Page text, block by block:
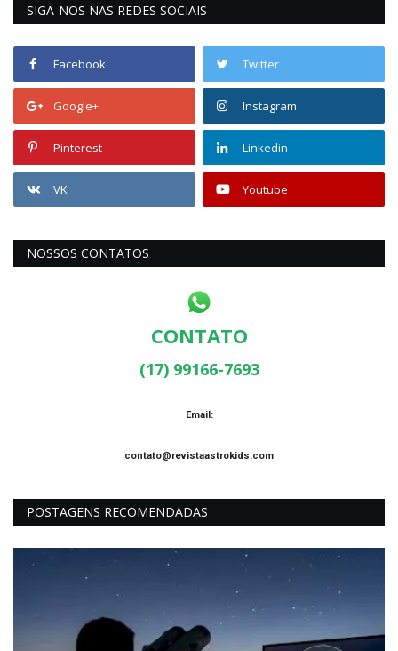
SIGA-NOS NAS REDES SOCIAIS
Facebook Twitter
Google+ Instagram
Pinterest Linkedin
VK Youtube
NOSSOS CONTATOS
CONTATO
(17) 99166-7693
Email:
contato@revistaastrokids.com
POSTAGENS RECOMENDADAS